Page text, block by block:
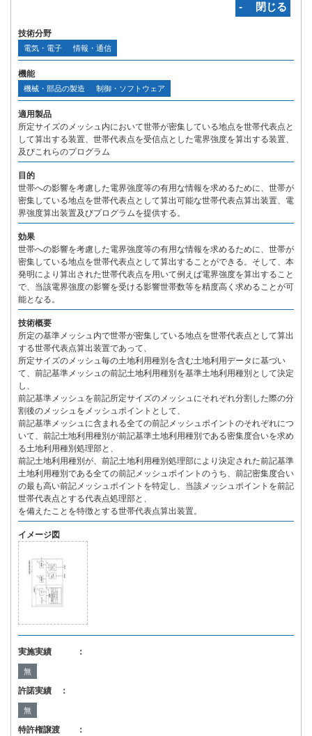
‐ 閉じる
技術分野
電気・電子 情報・通信
機能
機械・部品の製造 制御・ソフトウェア
適用製品
所定サイズのメッシュ内において世帯が密集している地点を世帯代表点と
して算出する装置、世帯代表点を受信点とした電界強度を算出する装置、
及びこれらのプログラム
目的
世帯への影響を考慮した電界強度等の有用な情報を求めるために、世帯が
密集している地点を世帯代表点として算出可能な世帯代表点算出装置、電
界強度算出装置及びプログラムを提供する。
効果
世帯への影響を考慮した電界強度等の有用な情報を求めるために、世帯が
密集している地点を世帯代表点として算出することができる。そして、本
発明により算出された世帯代表点を用いて例えば電界強度を算出すること
で、当該電界強度の影響を受ける影響世帯数等を精度高く求めることが可
能となる。
技術概要
所定の基準メッシュ内で世帯が密集している地点を世帯代表点として算出
する世帯代表点算出装置であって、
所定サイズのメッシュ毎の土地利用種別を含む土地利用データに基づい
て、前記基準メッシュの前記土地利用種別を基準土地利用種別として決定
し、
前記基準メッシュを前記所定サイズのメッシュにそれぞれ分割した際の分
割後のメッシュをメッシュポイントとして、
前記基準メッシュに含まれる全ての前記メッシュポイントのそれぞれにつ
いて、前記土地利用種別が前記基準土地利用種別である密集度合いを求め
る土地利用種別処理部と、
前記土地利用種別が、前記土地利用種別処理部により決定された前記基準
土地利用種別である全ての前記メッシュポイントのうち、前記密集度合い
の最も高い前記メッシュポイントを特定し、当該メッシュポイントを前記
世帯代表点とする代表点処理部と、
を備えたことを特徴とする世帯代表点算出装置。
イメージ図
実施実績 ：
無
許諾実績 ：
無
特許権譲渡 ：